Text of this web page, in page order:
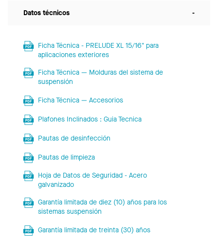
Datos técnicos -
Ficha Técnica - PRELUDE XL 15/16" para
aplicaciones exteriores
Ficha Técnica — Molduras del sistema de
suspensión
Ficha Técnica — Accesorios
Plafones Inclinados : Guia Tecnica
Pautas de desinfección
Pautas de limpieza
Hoja de Datos de Seguridad - Acero
galvanizado
Garantía limitada de diez (10) años para los
sistemas suspensión
Garantía limitada de treinta (30) años